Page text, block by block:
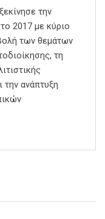
την
2017 με κύριο
των θεμάτων
τη
την ανάπτυξη